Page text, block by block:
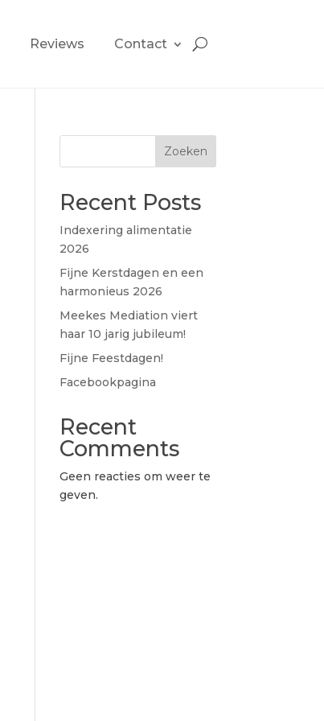
Reviews Contact
Zoeken
Recent Posts
Indexering alimentatie
2026
Fijne Kerstdagen en een
harmonieus 2026
Meekes Mediation viert
haar 10 jarig jubileum!
Fijne Feestdagen!
Facebookpagina
Recent
Comments
Geen reacties om weer te
geven.